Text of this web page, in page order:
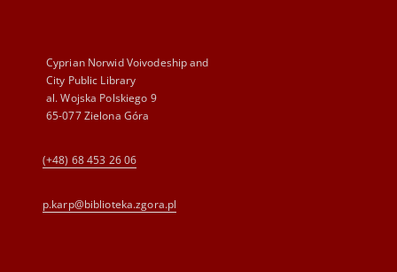
Cyprian Norwid Voivodeship and
City Public Library
al. Wojska Polskiego 9
65-077 Zielona Góra
(+48) 68 453 26 06
p.karp@biblioteka.zgora.pl